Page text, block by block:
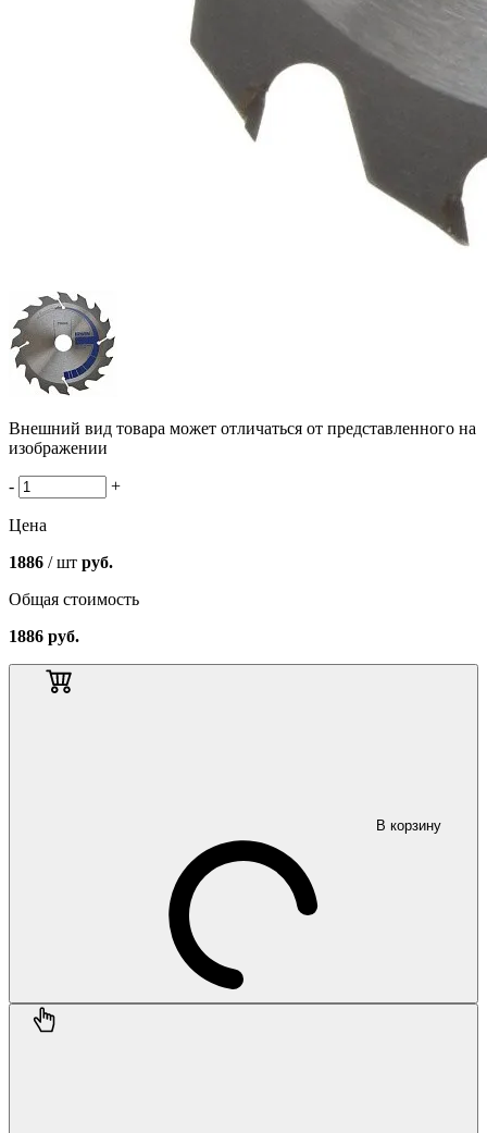
Внешний вид товара может отличаться от представленного на
изображении
- +
Цена
1886 / шт руб.
Общая стоимость
1886 руб.
В корзину